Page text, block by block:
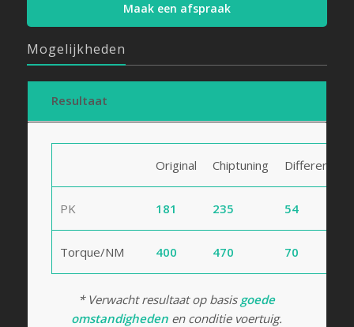
Maak een afspraak
Mogelijkheden
Resultaat
Original Chiptuning Difference
PK 181 235 54
Torque/NM 400 470 70
* Verwacht resultaat op basis goede
omstandigheden en conditie voertuig.